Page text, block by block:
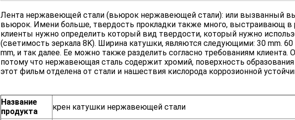
Лента нержавеющей стали (вьюрок нержавеющей стали): или вызванный
вьюрок. Имени больше, твердость прокладки также много, выстраивающ
клиенты нужно определить который вид твердости, который нужно
(светимость зеркала 8K). Ширина катушки, являются следующими: 30 mm. 60
mm, и так далее. Ее можно также разделить согласно требованиям клиента.
потому что нержавеющая сталь содержит хромий, поверхность
этот фильм отделена от стали и нашествия кислорода коррозионной
Название
продукта
крен катушки нержавеющей стали